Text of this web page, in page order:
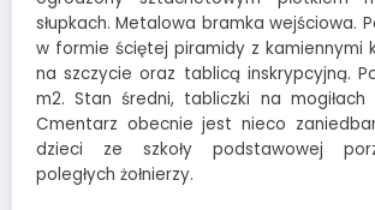
słupkach. Metalowa bramka wejściowa.
w formie ściętej piramidy z kamiennymi
na szczycie oraz tablicą inskrypcyjną.
m2. Stan średni, tabliczki na mogiłach
Cmentarz obecnie jest nieco
dzieci ze szkoły podstawowej
poległych żołnierzy.